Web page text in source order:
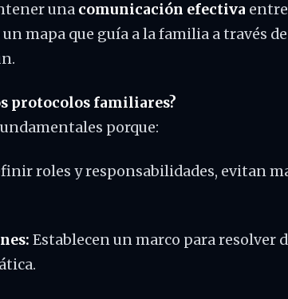
una comunicación efectiva
mapa que guía a la familia a través
protocolos familiares?
porque:
roles y responsabilidades, evitan
Establecen un marco para resolver